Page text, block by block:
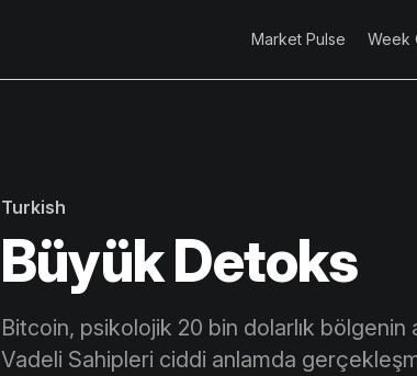
Market Pulse Week
Turkish
Büyük Detoks
Bitcoin, psikolojik 20 bin dolarlık bölgenin
Vadeli Sahipleri ciddi anlamda